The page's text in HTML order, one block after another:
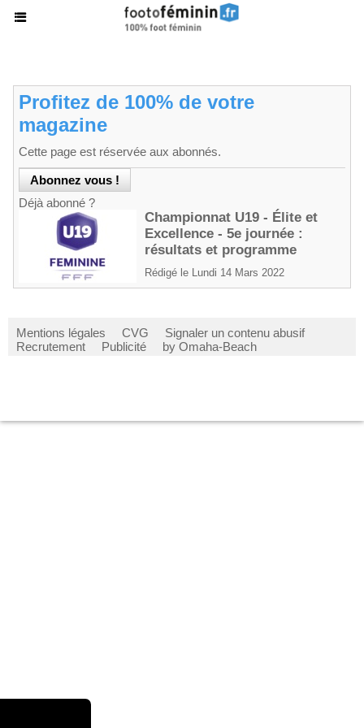
Profitez de 100% de votre
magazine
Cette page est réservée aux abonnés.
Déjà abonné ?
Championnat U19 - Élite et
Excellence - 5e journée :
résultats et programme
Rédigé le Lundi 14 Mars 2022
Mentions légales CVG
Signaler un contenu abusif
Recrutement
Publicité by Omaha-Beach